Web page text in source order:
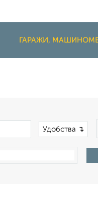
ГАРАЖИ,
Удобства ↴